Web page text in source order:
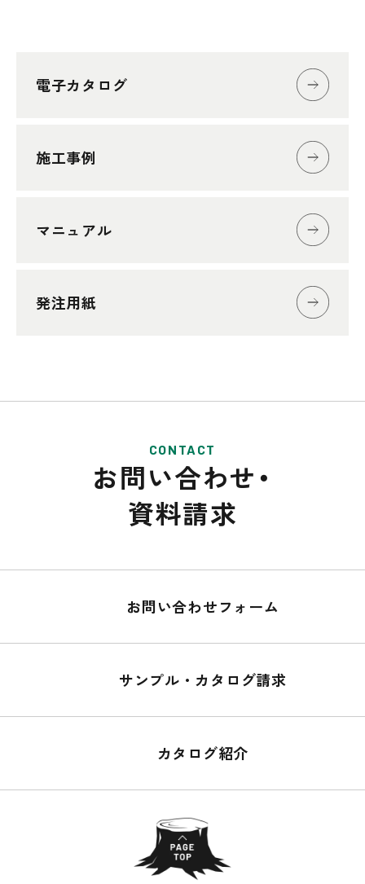
電子カタログ
施工事例
マニュアル
発注用紙
CONTACT
お問い合わせ・
資料請求
お問い合わせフォーム
サンプル・カタログ請求
カタログ紹介